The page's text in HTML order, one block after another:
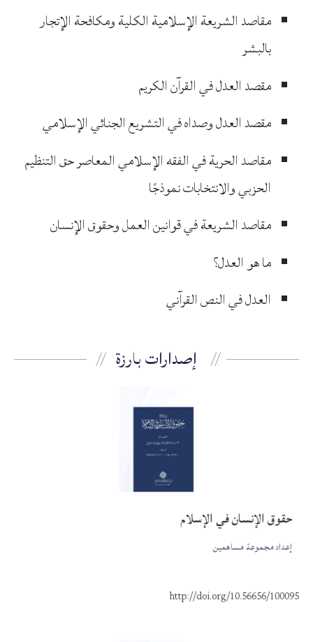
مقاصد الشريعة الإسلامية الكلية ومكافحة الإتجار
بالبشر
مقصد العدل في القرآن الكريم
مقصد العدل وصداه في التشريع الجنائي الإسلامي
مقاصد الحرية في الفقه الإسلامي المعاصر حق التنظيم
الحزبي والانتخابات نموذجًا
مقاصد الشريعة في قوانين العمل وحقوق الإنسان
ما هو العدل؟
العدل في النص القرآني
إصدارات بارزة
حقوق الإنسان في الإسلام
إعداد مجموعة مساهمين
http://doi.org/10.56656/100095